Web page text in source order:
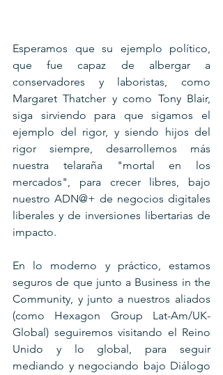
Esperamos que su ejemplo político,
que fue capaz de albergar a
conservadores y laboristas, como
Margaret Thatcher y como Tony Blair,
siga sirviendo para que sigamos el
ejemplo del rigor, y siendo hijos del
rigor siempre, desarrollemos más
nuestra telaraña "mortal en los
mercados", para crecer libres, bajo
nuestro ADN@+ de negocios digitales
liberales y de inversiones libertarias de
impacto.
En lo moderno y práctico, estamos
seguros de que junto a Business in the
Community, y junto a nuestros aliados
(como Hexagon Group Lat-Am/UK-
Global) seguiremos visitando el Reino
Unido y lo global, para seguir
mediando y negociando bajo Diálogo